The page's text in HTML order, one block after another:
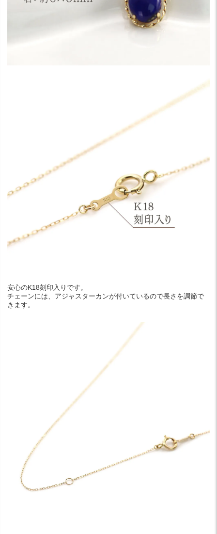
安心のK18刻印入りです。
チェーンには、アジャスターカンが付いているので長さを調節で
きます。